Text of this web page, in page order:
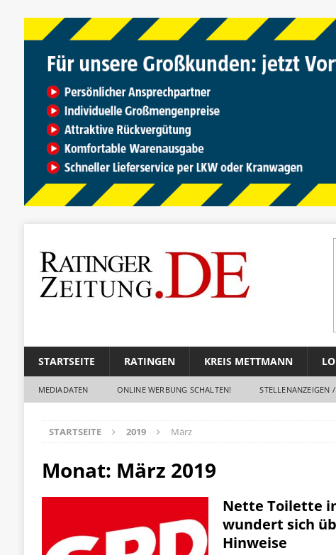
STARTSEITE RATINGEN KREIS METTMANN
MEDIADATEN ONLINE WERBUNG SCHALTEN! STELLENANZEIGEN
STARTSEITE 2019 März
Monat: März 2019
Nette Toilette
wundert sich
Hinweise